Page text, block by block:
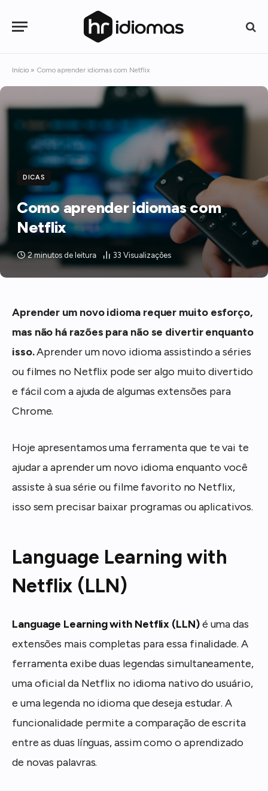
Início » Como aprender idiomas com Netflix
DICAS
Como aprender idiomas com
Netflix
2 minutos de leitura 33 Visualizações
Aprender um novo idioma requer muito esforço,
mas não há razões para não se divertir enquanto
isso.Aprender um novo idioma assistindo a séries
ou filmes no Netflix pode ser algo muito divertido
e fácil com a ajuda de algumas extensões para
Chrome.
Hoje apresentamos uma ferramenta que te vai te
ajudar a aprender um novo idioma enquanto você
assiste à sua série ou filme favorito no Netflix,
isso sem precisar baixar programas ou aplicativos.
Language Learning with
Netflix (LLN)
Language Learning with Netflix (LLN)é uma das
extensões mais completas para essa finalidade. A
ferramenta exibe duas legendas simultaneamente,
uma oficial da Netflix no idioma nativo do usuário,
e uma legenda no idioma que deseja estudar. A
funcionalidade permite a comparação de escrita
entre as duas línguas, assim como o aprendizado
de novas palavras.